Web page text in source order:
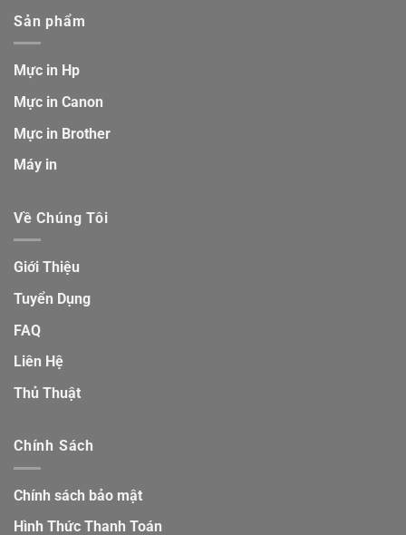
Sản phẩm
Mực in Hp
Mực in Canon
Mực in Brother
Máy in
Về Chúng Tôi
Giới Thiệu
Tuyển Dụng
FAQ
Liên Hệ
Thủ Thuật
Chính Sách
Chính sách bảo mật
Hình Thức Thanh Toán